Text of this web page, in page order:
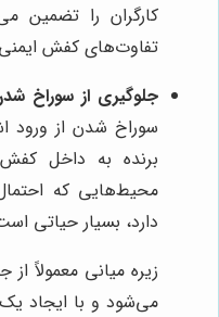
کارگران را تضمین
تفاوت‌های کفش
جلوگیری از سوراخ
سوراخ شدن از ورود
برنده به داخل
محیط‌هایی که
دارد، بسیار حیاتی
زیره میانی معمولاً
می‌شود و با ایجاد